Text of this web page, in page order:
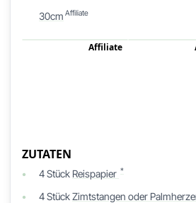
30cm Affiliate
Affiliate
ZUTATEN
4Stück Reispapier *
4StückZimtstangen oder